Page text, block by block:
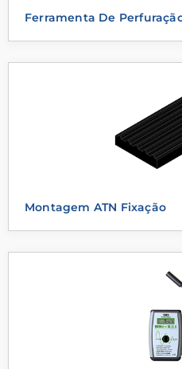
Ferramenta De
Montagem ATN Fixação